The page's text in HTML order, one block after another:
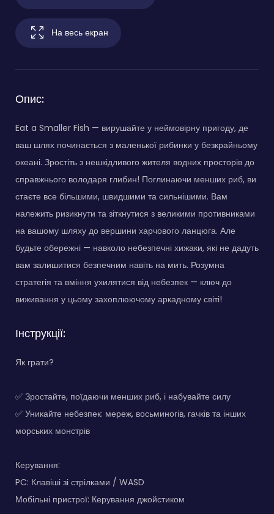
На весь екран
Опис:
Eat a Smaller Fish — вирушайте у неймовірну пригоду, де
ваш шлях починається з маленької рибинки у безкрайньому
океані. Зростіть з нешкідливого жителя водних просторів до
справжнього володаря глибин! Поглинаючи менших риб, ви
стаєте все більшими, швидшими та сильнішими. Вам
належить ризикнути та зіткнутися з великими противниками
на вашому шляху до вершини харчового ланцюга. Але
будьте обережні — навколо небезпечні хижаки, які не дадуть
вам залишитися безпечним навіть на мить. Розумна
стратегія та вміння ухилятися від небезпек — ключ до
виживання у цьому захоплюючому аркадному світі!
Інструкції:
Як грати?
✅ Зростайте, поїдаючи менших риб, і набувайте силу
✅ Уникайте небезпек: мереж, восьминогів, гачків та інших
морських монстрів
Керування:
PC: Клавіші зі стрілками / WASD
Мобільні пристрої: Керування джойстиком